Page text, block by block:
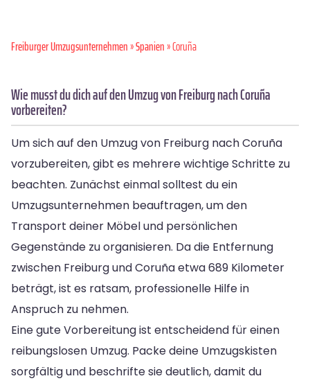
Freiburger Umzugsunternehmen»Spanien» Coruña
Wie musst du dich auf den Umzug von Freiburg nach Coruña
vorbereiten?
Um sich auf den Umzug von Freiburg nach Coruña
vorzubereiten, gibt es mehrere wichtige Schritte zu
beachten. Zunächst einmal solltest du ein
Umzugsunternehmen beauftragen, um den
Transport deiner Möbel und persönlichen
Gegenstände zu organisieren. Da die Entfernung
zwischen Freiburg und Coruña etwa 689 Kilometer
beträgt, ist es ratsam, professionelle Hilfe in
Anspruch zu nehmen.
Eine gute Vorbereitung ist entscheidend für einen
reibungslosen Umzug. Packe deine Umzugskisten
sorgfältig und beschrifte sie deutlich, damit du